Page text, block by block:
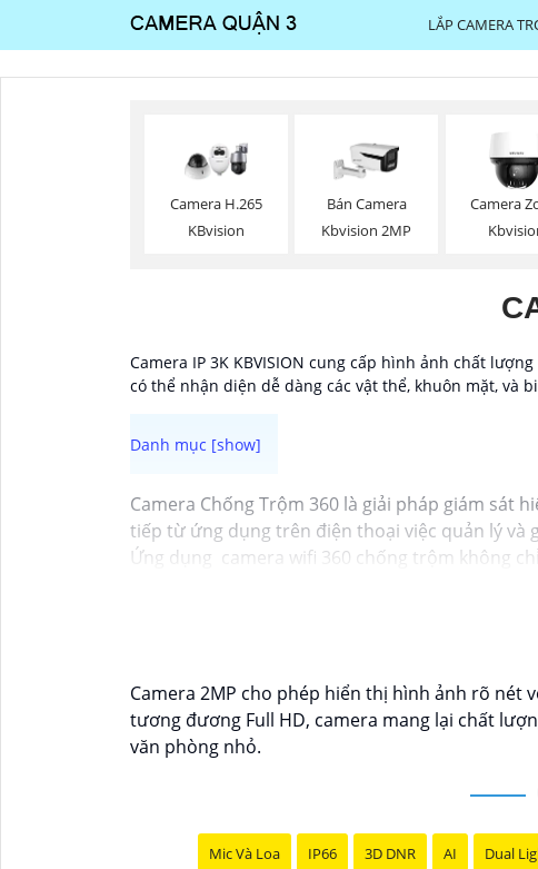
LẮP CAMERA
Camera H.265
KBvision
Bán Camera
Kbvision 2MP
Camera
Camera IP 3K KBVISION cung cấp hình ảnh chất
có thể nhận diện dễ dàng các vật thể, khuôn mặt, và
Camera Chống Trộm 360 là giải pháp giám sát
tiếp từ ứng dụng trên điện thoại việc quản lý và
Ứng dụng camera wifi 360 chống trộm không
Camera 2MP cho phép hiển thị hình ảnh rõ nét
tương đương Full HD, camera mang lại chất
văn phòng nhỏ.
Mic Và Loa IP66 3D DNR AI Dual